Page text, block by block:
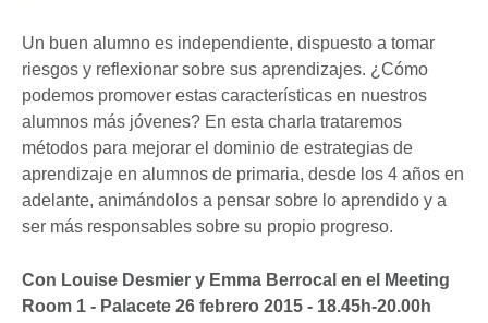
Un buen alumno es independiente, dispuesto a tomar
riesgos y reflexionar sobre sus aprendizajes. ¿Cómo
podemos promover estas características en nuestros
alumnos más jóvenes? En esta charla trataremos
métodos para mejorar el dominio de estrategias de
aprendizaje en alumnos de primaria, desde los 4 años en
adelante, animándolos a pensar sobre lo aprendido y a
ser más responsables sobre su propio progreso.
Con Louise Desmier y Emma Berrocal en el Meeting
Room 1 - Palacete 26 febrero 2015 - 18.45h-20.00h